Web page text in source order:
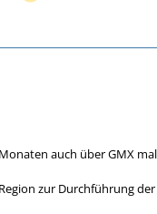
auch über GMX
zur Durchführung